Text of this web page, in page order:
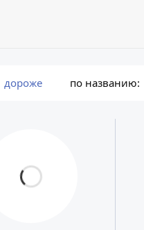
дороже по названию: